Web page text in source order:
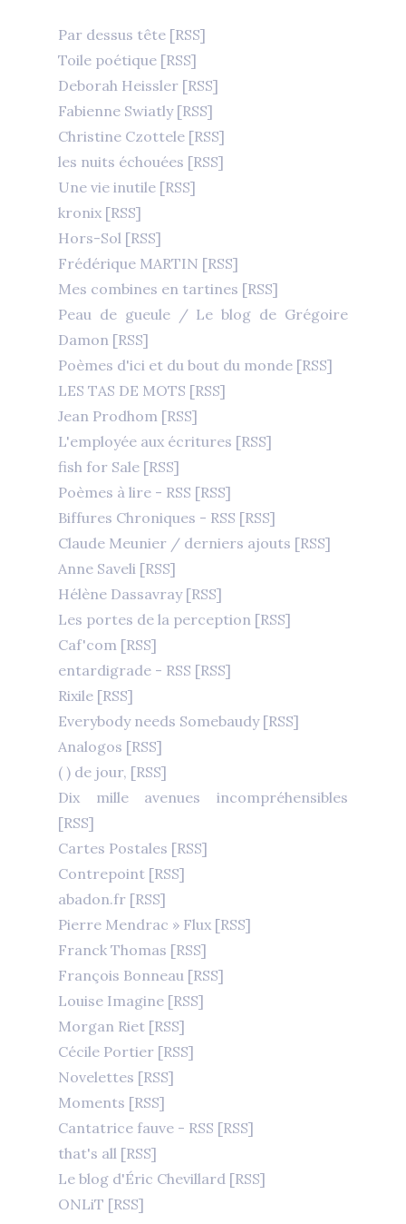
Par dessus tête [RSS]
Toile poétique [RSS]
Deborah Heissler [RSS]
Fabienne Swiatly [RSS]
Christine Czottele [RSS]
les nuits échouées [RSS]
Une vie inutile [RSS]
kronix [RSS]
Hors-Sol [RSS]
Frédérique MARTIN [RSS]
Mes combines en tartines [RSS]
Peau de gueule / Le blog de Grégoire
Damon [RSS]
Poèmes d'ici et du bout du monde [RSS]
LES TAS DE MOTS [RSS]
Jean Prodhom [RSS]
L'employée aux écritures [RSS]
fish for Sale [RSS]
Poèmes à lire - RSS [RSS]
Biffures Chroniques - RSS [RSS]
Claude Meunier / derniers ajouts [RSS]
Anne Saveli [RSS]
Hélène Dassavray [RSS]
Les portes de la perception [RSS]
Caf'com [RSS]
entardigrade - RSS [RSS]
Rixile [RSS]
Everybody needs Somebaudy [RSS]
Analogos [RSS]
( ) de jour, [RSS]
Dix mille avenues incompréhensibles
[RSS]
Cartes Postales [RSS]
Contrepoint [RSS]
abadon.fr [RSS]
Pierre Mendrac » Flux [RSS]
Franck Thomas [RSS]
François Bonneau [RSS]
Louise Imagine [RSS]
Morgan Riet [RSS]
Cécile Portier [RSS]
Novelettes [RSS]
Moments [RSS]
Cantatrice fauve - RSS [RSS]
that's all [RSS]
Le blog d'Éric Chevillard [RSS]
ONLiT [RSS]